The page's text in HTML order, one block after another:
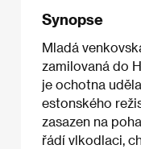
Synopse
Mladá
zamilovaná do
je ochotna
estonského
zasazen na
řádí vlkodlaci,